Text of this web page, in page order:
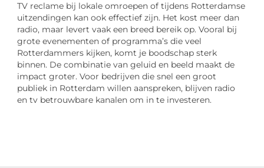
TV reclame bij lokale omroepen of tijdens Rotterdamse
uitzendingen kan ook effectief zijn. Het kost meer dan
radio, maar levert vaak een breed bereik op. Vooral bij
grote evenementen of programma’s die veel
Rotterdammers kijken, komt je boodschap sterk
binnen. De combinatie van geluid en beeld maakt de
impact groter. Voor bedrijven die snel een groot
publiek in Rotterdam willen aanspreken, blijven radio
en tv betrouwbare kanalen om in te investeren.